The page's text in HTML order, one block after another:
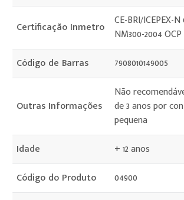
Certificação Inmetro
CE-BRI/ICEPEX-N
NM300-2004
Código de Barras
7908010149005
Outras Informações
Não
de 3 anos por
pequena
Idade
+ 12 anos
Código do Produto
04900